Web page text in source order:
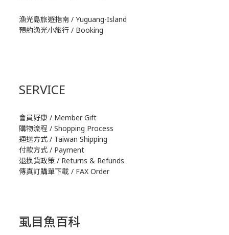
漁光島旅遊指南 / Yuguang-Island
預約漁光小旅行 / Booking
SERVICE
會員好康 / Member Gift
購物流程 / Shopping Process
運送方式 / Taiwan Shipping
付款方式 / Payment
退換貨政策 / Returns & Refunds
傳真訂購單下載 / FAX Order
虱目魚百科